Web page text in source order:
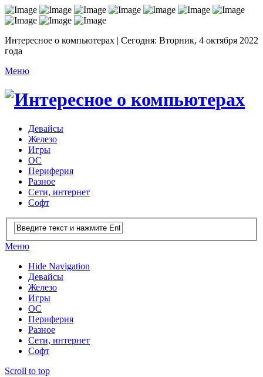
Интересное о компьютерах | Сегодня: Вторник, 4 октября 2022
года
Меню
Девайсы
Железо
Игры
ОС
Периферия
Разное
Сети, интернет
Софт
Меню
Hide Navigation
Девайсы
Железо
Игры
ОС
Периферия
Разное
Сети, интернет
Софт
Scroll to top